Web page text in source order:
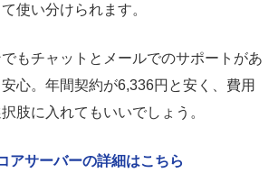
使い分けられます。
もチャットとメールでのサポートがあ
心。年間契約が6,336円と安く、費用
肢に入れてもいいでしょう。
アサーバーの詳細はこちら